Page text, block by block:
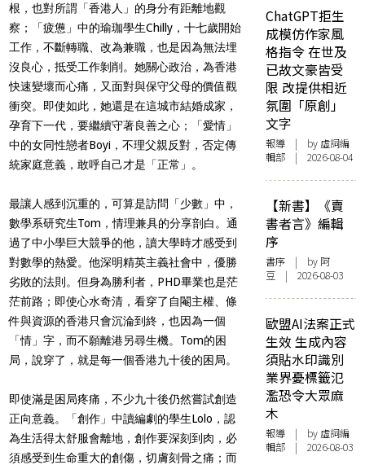
根，也對所謂「香港人」的身分有距離地觀
察；「疲憊」中的瑜珈學生Chilly，十七歲開始
工作，不斷轉職、改為兼職，也是因為無法埋
沒良心，抵受工作剝削。她關心政治，為香港
快速變壞而心痛，又面對與保守父母的價值觀
衝突。即使如此，她還是在這城市結婚成家，
孕育下一代，要繼續守著良善之心；「愛情」
中的女同性戀者Boyi，不理父親反對，否定傳
統家庭意義，敢呼自己才是「正常」。
最讓人感到沉重的，可算是訪問「少數」中，
數學系研究生Tom，情理兼具的分享剖白。通
過了中小學巨大競爭的他，讀大學時才感受到
對數學的熱愛。他深明精英主義社會中，優勝
劣敗的法則。但身為勝利者，PHD畢業也是茫
茫前路；即使心水奇清，看穿了自閹主權、條
件與資源的香港只會沉淪到終，也因為一個
「情」字，而不願離港另尋生機。Tom的困
局，說穿了，就是每一個香港九十後的困局。
即使滿是困局疼痛，不少九十後仍然嘗試創造
正向意義。「創作」中讀編劇的學生Lolo，認
為生活得太舒服會離地，創作要深刻到肉，必
須感受到生命重大的創傷，切膚刻骨之痛；而
ChatGPT拒生
成模仿作家風
格指令 在世及
已故文豪皆受
限 改提供相近
氛圍「原創」
文字
報導 | by 虛詞編
輯部 | 2026-08-04
【新書】《賣
書者言》編輯
序
書序 | by 阿
豆 | 2026-08-03
歐盟AI法案正式
生效 生成內容
須貼水印識別
業界憂標籤氾
濫恐令大眾麻
木
報導 | by 虛詞編
輯部 | 2026-08-03